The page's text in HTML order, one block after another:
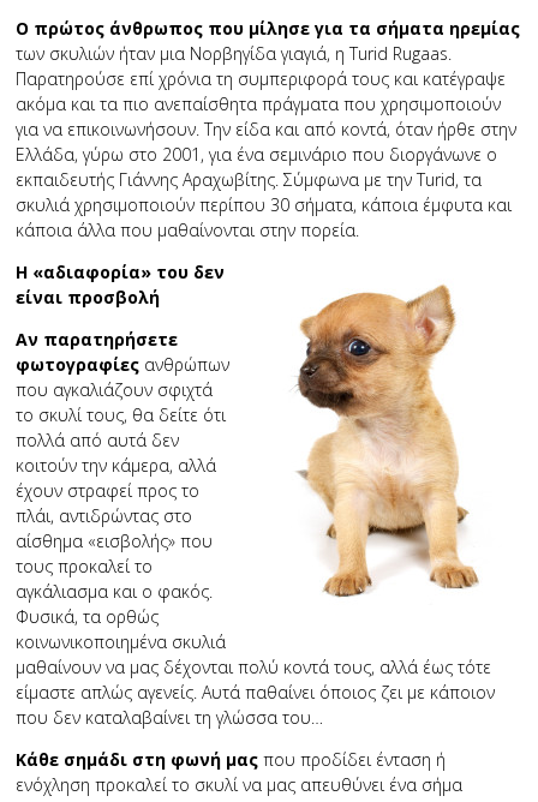
Ο πρώτος άνθρωπος που μίλησε για τα σήματα ηρεμίας
των σκυλιών ήταν μια Νορβηγίδα γιαγιά, η Turid Rugaas.
Παρατηρούσε επί χρόνια τη συμπεριφορά τους και κατέγραψε
ακόμα και τα πιο ανεπαίσθητα πράγματα που χρησιμοποιούν
για να επικοινωνήσουν. Την είδα και από κοντά, όταν ήρθε στην
Ελλάδα, γύρω στο 2001, για ένα σεμινάριο που διοργάνωνε ο
εκπαιδευτής Γιάννης Αραχωβίτης. Σύμφωνα με την Turid, τα
σκυλιά χρησιμοποιούν περίπου 30 σήματα, κάποια έμφυτα και
κάποια άλλα που μαθαίνονται στην πορεία.
Η «αδιαφορία» του δεν
είναι προσβολή
Αν παρατηρήσετε
φωτογραφίες ανθρώπων
που αγκαλιάζουν σφιχτά
το σκυλί τους, θα δείτε ότι
πολλά από αυτά δεν
κοιτούν την κάμερα, αλλά
έχουν στραφεί προς το
πλάι, αντιδρώντας στο
αίσθημα «εισβολής» που
τους προκαλεί το
αγκάλιασμα και ο φακός.
Φυσικά, τα ορθώς
κοινωνικοποιημένα σκυλιά
μαθαίνουν να μας δέχονται πολύ κοντά τους, αλλά έως τότε
είμαστε απλώς αγενείς. Αυτά παθαίνει όποιος ζει με κάποιον
που δεν καταλαβαίνει τη γλώσσα του…
Κάθε σημάδι στη φωνή μας που προδίδει ένταση ή
ενόχληση προκαλεί το σκυλί να μας απευθύνει ένα σήμα